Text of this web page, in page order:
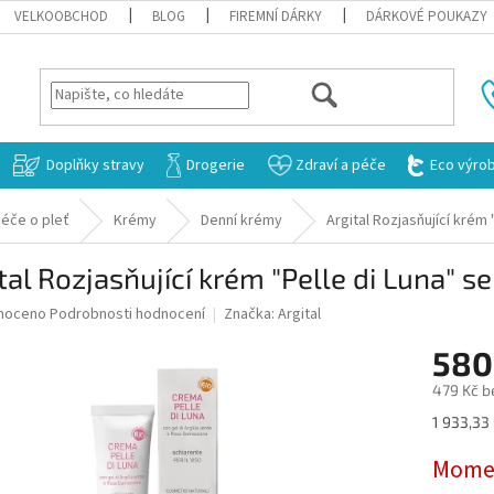
VELKOOBCHOD BLOG FIREMNÍ DÁRKY DÁRKOVÉ POUKAZY
HLEDAT
Doplňky stravy Drogerie Zdraví a péče Eco
o pleť Krémy Denní krémy Argital Rozjasňující krém
Rozjasňující krém "Pelle di Luna"
Podrobnosti hodnocení Značka: Argital
479 Kč
Měrná
1